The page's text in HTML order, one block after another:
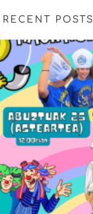
RECENT POSTS